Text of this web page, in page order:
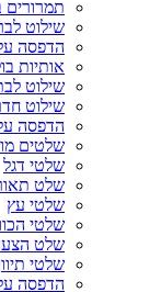
תמרורים
שילוט
הדפסה על
אותיות
שילוט
שילוט
הדפסה
שלטים
שלטי דגל
שלט
שלטי עץ
שלטי
שלט
שלטי
הדפסה